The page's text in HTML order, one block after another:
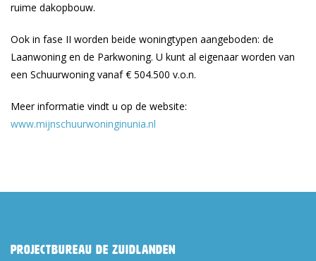
ruime dakopbouw.
Ook in fase II worden beide woningtypen aangeboden: de
Laanwoning en de Parkwoning. U kunt al eigenaar worden van
een Schuurwoning vanaf € 504.500 v.o.n.
Meer informatie vindt u op de website:
www.mijnschuurwoninginunia.nl
Projectbureau De Zuidlanden